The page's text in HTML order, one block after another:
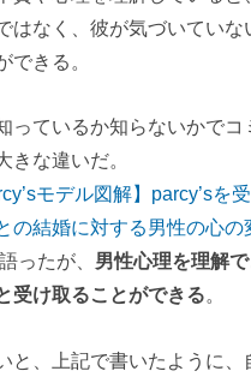
はなく、彼が気づいていな
できる。
っているか知らないかでコ
きな違いだ。
モデル図解】parcy’sを
の結婚に対する男性の心の
ったが、 男性心理を理解
受け取ることができる。
と、上記で書いたように、